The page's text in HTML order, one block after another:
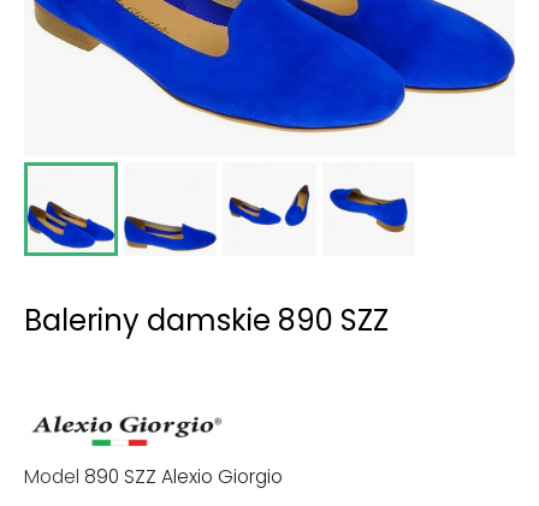
Baleriny damskie 890 SZZ
Model 890 SZZ Alexio Giorgio